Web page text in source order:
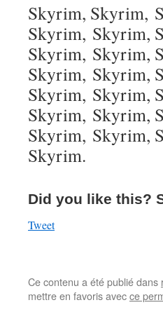
Skyrim, Skyrim,
Skyrim, Skyrim,
Skyrim, Skyrim,
Skyrim, Skyrim,
Skyrim, Skyrim,
Skyrim, Skyrim,
Skyrim, Skyrim,
Skyrim.
Did you like this?
Tweet
Ce contenu a été publié dans
mettre en favoris avecce